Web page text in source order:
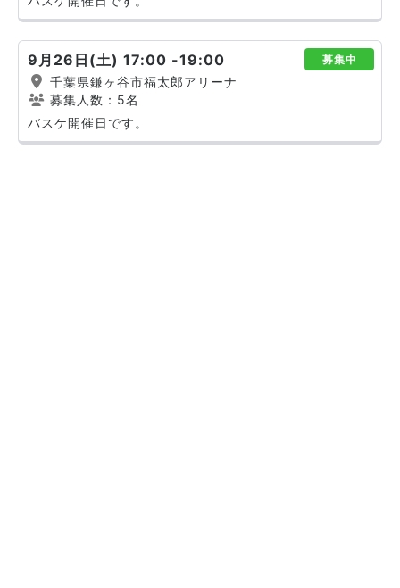
9月26日(土) 17:00 -19:00 募集中
千葉県鎌ヶ谷市福太郎アリーナ
募集人数：5名
バスケ開催日です。